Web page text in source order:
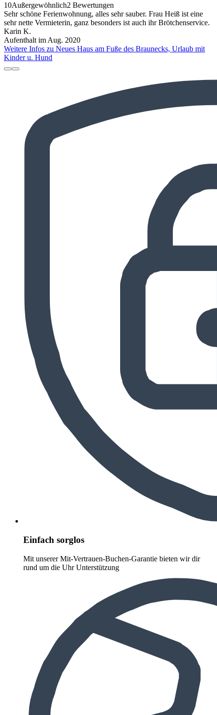
10Außergewöhnlich2 Bewertungen
Sehr schöne Ferienwohnung, alles sehr sauber. Frau Heiß ist eine
sehr nette Vermieterin, ganz besonders ist auch ihr Brötchenservice.
Karin K.
Aufenthalt im Aug. 2020
Weitere Infos zu Neues Haus am Fuße des Braunecks, Urlaub mit
Kinder u. Hund
Einfach sorglos
Mit unserer Mit-Vertrauen-Buchen-Garantie bieten wir dir
rund um die Uhr Unterstützung